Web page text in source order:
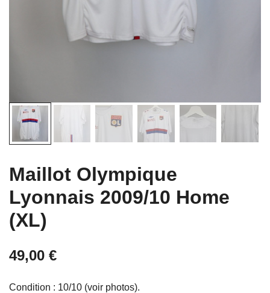
Maillot Olympique
Lyonnais 2009/10 Home
(XL)
49,00 €
Condition : 10/10 (voir photos).